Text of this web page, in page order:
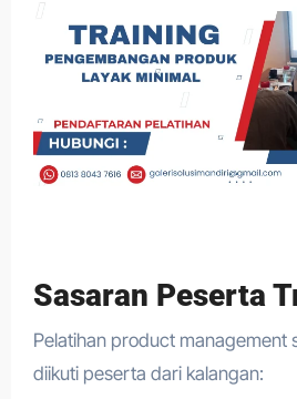
Sasaran Peserta
Pelatihan product management
diikuti peserta dari kalangan: